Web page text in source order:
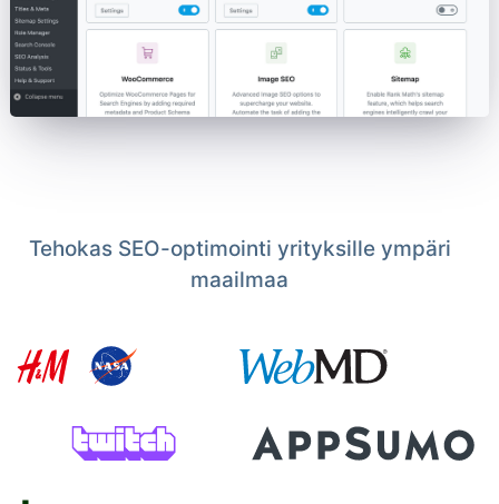
Tehokas SEO-optimointi yrityksille ympäri
maailmaa